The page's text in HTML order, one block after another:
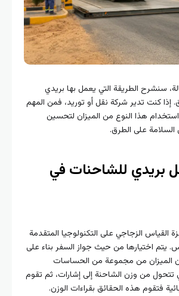
سنشرح الطريقة التي يعمل بها بريدي
إذا كنت تدير شركة نقل أو توريد، فمن المهم
هذا النوع من الميزان لتحسين
السلامة على الطرق.
بريدي للشاحنات في
الزجاجي على التكنولوجيا المتقدمة
يتم اختيارها من حيث جواز السفر بناء على
الميزان من مجموعة من الحساسات
تتحول من وزن الشاحنة إلى إشارات، ثم تقوم
فتقوم هذه الحقائق بقراءات الوزن.